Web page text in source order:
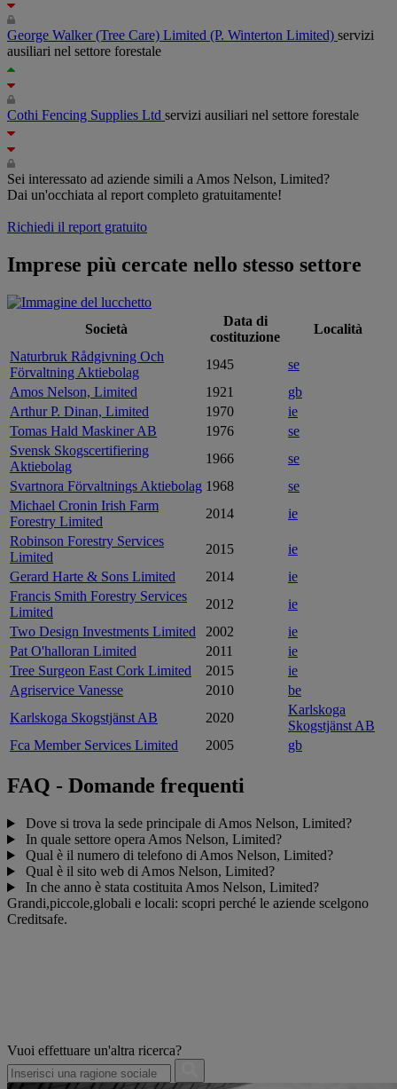
George Walker (Tree Care) Limited (P. Winterton Limited) servizi
ausiliari nel settore forestale
Cothi Fencing Supplies Ltd servizi ausiliari nel settore forestale
Sei interessato ad aziende simili a Amos Nelson, Limited?
Dai un'occhiata al report completo gratuitamente!
Richiedi il report gratuito
Imprese più cercate nello stesso settore
Società
Data di
costituzione
Località
Naturbruk Rådgivning Och
Förvaltning Aktiebolag
1945
se
Amos Nelson, Limited
1921
gb
Arthur P. Dinan, Limited
1970
ie
Tomas Hald Maskiner AB
1976
se
Svensk Skogscertifiering
Aktiebolag
1966
se
Svartnora Förvaltnings Aktiebolag 1968
se
Michael Cronin Irish Farm
Forestry Limited
2014
ie
Robinson Forestry Services
Limited
2015
ie
Gerard Harte & Sons Limited
2014
ie
Francis Smith Forestry Services
Limited
2012
ie
Two Design Investments Limited
2002
ie
Pat O'halloran Limited
2011
ie
Tree Surgeon East Cork Limited
2015
ie
Agriservice Vanesse
2010
be
Karlskoga Skogstjänst AB
2020
Karlskoga
Skogstjänst AB
Fca Member Services Limited
2005 gb
FAQ - Domande frequenti
Dove si trova la sede principale di Amos Nelson, Limited?
In quale settore opera Amos Nelson, Limited?
Qual è il numero di telefono di Amos Nelson, Limited?
Qual è il sito web di Amos Nelson, Limited?
In che anno è stata costituita Amos Nelson, Limited?
Grandi,piccole,globali e locali: scopri perché le aziende scelgono
Creditsafe.
Vuoi effettuare un'altra ricerca?